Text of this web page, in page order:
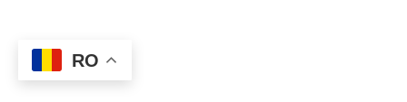
RO